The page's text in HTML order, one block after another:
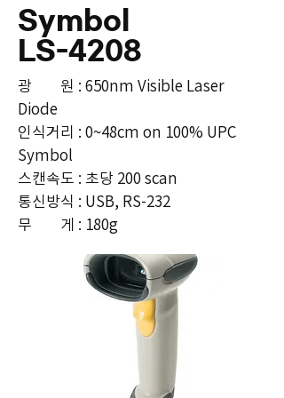
Symbol
LS-4208
광 원 : 650nm Visible Laser
Diode
인식거리 : 0~48cm on 100% UPC
Symbol
스캔속도 : 초당 200 scan
통신방식 : USB, RS-232
​무 게 : 180g